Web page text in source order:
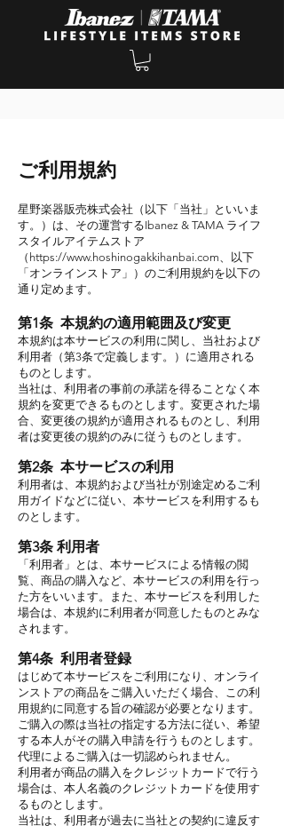
ご利用規約
星野楽器販売株式会社（以下「当社」といいま
す。）は、その運営するIbanez & TAMA ライフ
スタイルアイテムストア
（ https://www.hoshinogakkihanbai.com 、以下
「オンラインストア」）のご利用規約を以下の
通り定めます。
第1条 本規約の適用範囲及び変更
本規約は本サービスの利用に関し、当社および
利用者（第3条で定義します。）に適用される
ものとします。
当社は、利用者の事前の承諾を得ることなく本
規約を変更できるものとします。変更された場
合、変更後の規約が適用されるものとし、利用
者は変更後の規約のみに従うものとします。
第2条 本サービスの利用
利用者は、本規約および当社が別途定めるご利
用ガイドなどに従い、本サービスを利用するも
のとします。
第3条 利用者
「利用者」とは、本サービスによる情報の閲
覧、商品の購入など、本サービスの利用を行っ
た方をいいます。また、本サービスを利用した
場合は、本規約に利用者が同意したものとみな
されます。
第4条 利用者登録
はじめて本サービスをご利用になり、オンライ
ンストアの商品をご購入いただく場合、この利
用規約に同意する旨の確認が必要となります。
ご購入の際は当社の指定する方法に従い、希望
する本人がその購入申請を行うものとします。
代理によるご購入は一切認められません。
利用者が商品の購入をクレジットカードで行う
場合は、本人名義のクレジットカードを使用す
るものとします。
当社は、利用者が過去に当社との契約に違反す